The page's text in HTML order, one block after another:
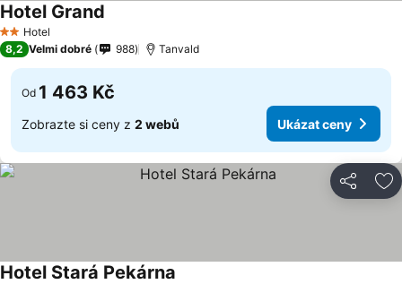
2 Počet hvězdiček
Hotel
Hotel Grand
8,2 Velmi dobré 988 Tanvald
Od 1 463 Kč
Zobrazte si ceny z 2 webů Ukázat ceny
Sdílet
Hotel Stará Pekárna